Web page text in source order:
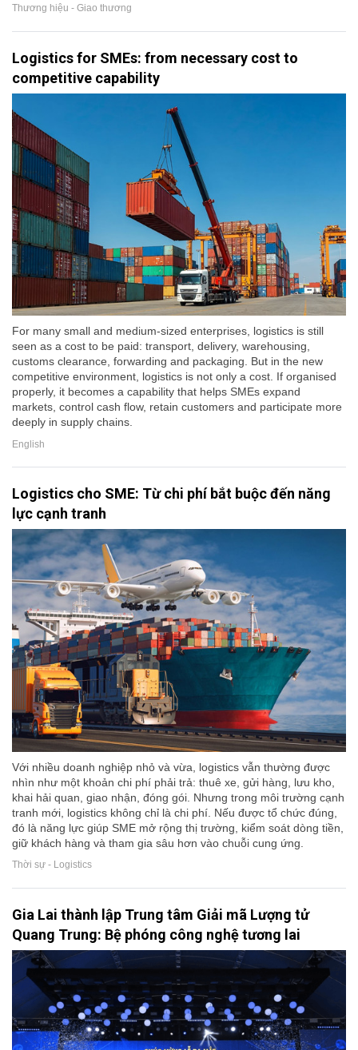
Thương hiệu - Giao thương
Logistics for SMEs: from necessary cost to
competitive capability
For many small and medium-sized enterprises, logistics is still
seen as a cost to be paid: transport, delivery, warehousing,
customs clearance, forwarding and packaging. But in the new
competitive environment, logistics is not only a cost. If organised
properly, it becomes a capability that helps SMEs expand
markets, control cash flow, retain customers and participate more
deeply in supply chains.
English
Logistics cho SME: Từ chi phí bắt buộc đến năng
lực cạnh tranh
Với nhiều doanh nghiệp nhỏ và vừa, logistics vẫn thường được
nhìn như một khoản chi phí phải trả: thuê xe, gửi hàng, lưu kho,
khai hải quan, giao nhận, đóng gói. Nhưng trong môi trường cạnh
tranh mới, logistics không chỉ là chi phí. Nếu được tổ chức đúng,
đó là năng lực giúp SME mở rộng thị trường, kiểm soát dòng tiền,
giữ khách hàng và tham gia sâu hơn vào chuỗi cung ứng.
Thời sự - Logistics
Gia Lai thành lập Trung tâm Giải mã Lượng tử
Quang Trung: Bệ phóng công nghệ tương lai